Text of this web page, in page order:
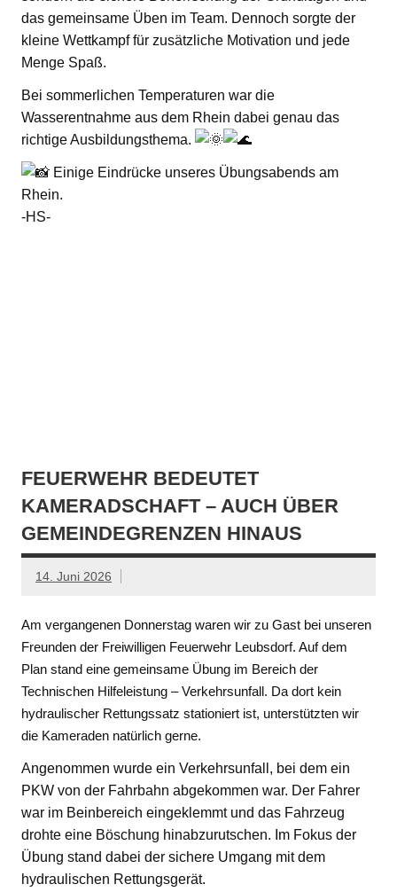
das gemeinsame Üben im Team. Dennoch sorgte der
kleine Wettkampf für zusätzliche Motivation und jede
Menge Spaß.
Bei sommerlichen Temperaturen war die
Wasserentnahme aus dem Rhein dabei genau das
richtige Ausbildungsthema.
Einige Eindrücke unseres Übungsabends am
Rhein.
-HS-
FEUERWEHR BEDEUTET
KAMERADSCHAFT – AUCH ÜBER
GEMEINDEGRENZEN HINAUS
14. Juni 2026
Am vergangenen Donnerstag waren wir zu Gast bei unseren
Freunden der Freiwilligen Feuerwehr Leubsdorf. Auf dem
Plan stand eine gemeinsame Übung im Bereich der
Technischen Hilfeleistung – Verkehrsunfall. Da dort kein
hydraulischer Rettungssatz stationiert ist, unterstützten wir
die Kameraden natürlich gerne.
Angenommen wurde ein Verkehrsunfall, bei dem ein
PKW von der Fahrbahn abgekommen war. Der Fahrer
war im Beinbereich eingeklemmt und das Fahrzeug
drohte eine Böschung hinabzurutschen. Im Fokus der
Übung stand dabei der sichere Umgang mit dem
hydraulischen Rettungsgerät.